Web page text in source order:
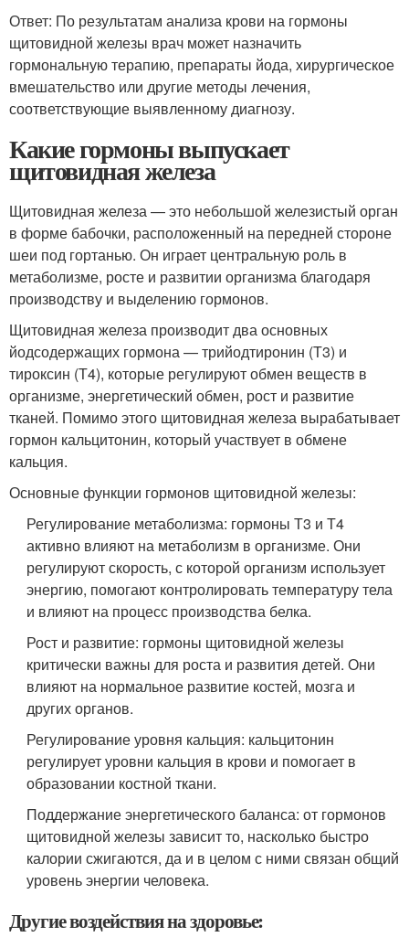
Ответ: По результатам анализа крови на гормоны
щитовидной железы врач может назначить
гормональную терапию, препараты йода, хирургическое
вмешательство или другие методы лечения,
соответствующие выявленному диагнозу.
Какие гормоны выпускает
щитовидная железа
Щитовидная железа — это небольшой железистый орган
в форме бабочки, расположенный на передней стороне
шеи под гортанью. Он играет центральную роль в
метаболизме, росте и развитии организма благодаря
производству и выделению гормонов.
Щитовидная железа производит два основных
йодсодержащих гормона — трийодтиронин (Т3) и
тироксин (Т4), которые регулируют обмен веществ в
организме, энергетический обмен, рост и развитие
тканей. Помимо этого щитовидная железа вырабатывает
гормон кальцитонин, который участвует в обмене
кальция.
Основные функции гормонов щитовидной железы:
Регулирование метаболизма: гормоны Т3 и Т4
активно влияют на метаболизм в организме. Они
регулируют скорость, с которой организм использует
энергию, помогают контролировать температуру тела
и влияют на процесс производства белка.
Рост и развитие: гормоны щитовидной железы
критически важны для роста и развития детей. Они
влияют на нормальное развитие костей, мозга и
других органов.
Регулирование уровня кальция: кальцитонин
регулирует уровни кальция в крови и помогает в
образовании костной ткани.
Поддержание энергетического баланса: от гормонов
щитовидной железы зависит то, насколько быстро
калории сжигаются, да и в целом с ними связан общий
уровень энергии человека.
Другие воздействия на здоровье: